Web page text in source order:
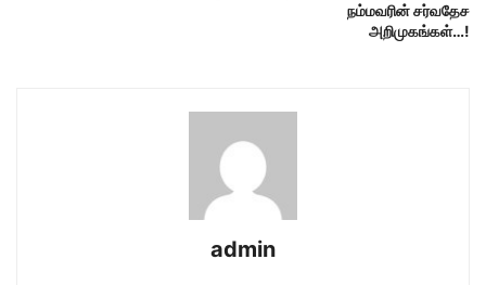
நம்மவரின் சர்வதேச
அறிமுகங்கள்…!
admin